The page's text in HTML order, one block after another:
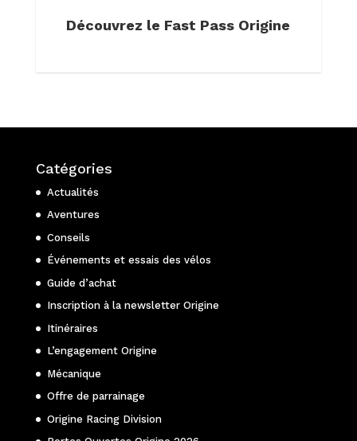
Découvrez le Fast Pass Origine
Catégories
Actualités
Aventures
Conseils
Événements et essais des vélos
Guide d’achat
Inscription à la newsletter Origine
Itinéraires
L’engagement Origine
Mécanique
Offre de parrainage
Origine Racing Division